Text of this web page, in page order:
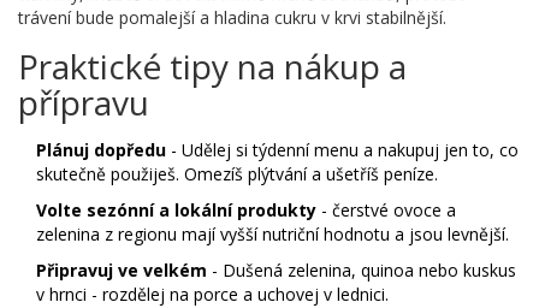
trávení bude pomalejší a hladina cukru v krvi stabilnější.
Praktické tipy na nákup a
přípravu
Plánuj dopředu - Udělej si týdenní menu a nakupuj jen to, co
skutečně použiješ. Omezíš plýtvání a ušetříš peníze.
Volte sezónní a lokální produkty - čerstvé ovoce a
zelenina z regionu mají vyšší nutriční hodnotu a jsou levnější.
Připravuj ve velkém - Dušená zelenina, quinoa nebo kuskus
v hrnci - rozdělej na porce a uchovej v lednici.